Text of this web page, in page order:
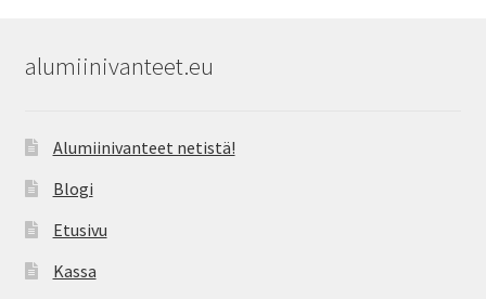
alumiinivanteet.eu
Alumiinivanteet netistä!
Blogi
Etusivu
Kassa